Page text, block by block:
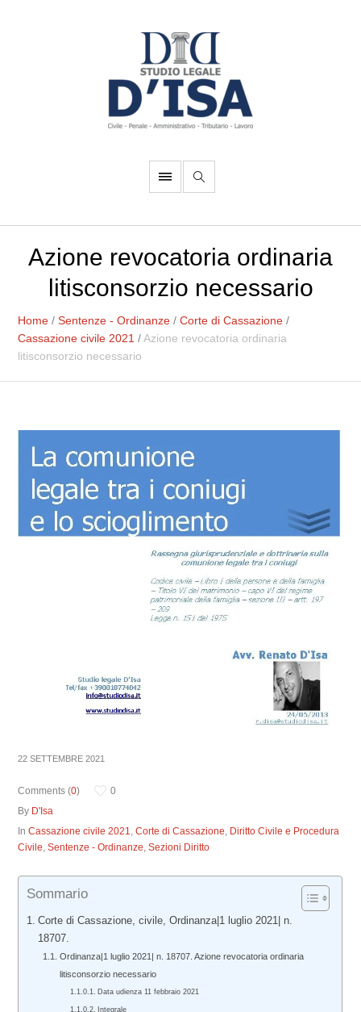
Azione revocatoria ordinaria
litisconsorzio necessario
Home /Sentenze - Ordinanze /Corte di Cassazione /
Cassazione civile 2021 /Azione revocatoria ordinaria
litisconsorzio necessario
22 SETTEMBRE 2021
Comments (0)
0
By D'Isa
InCassazione civile 2021,Corte di Cassazione, Diritto Civile e Procedura
Civile,Sentenze - Ordinanze,Sezioni Diritto
Sommario
Corte di Cassazione, civile, Ordinanza|1 luglio 2021| n.
18707.
Ordinanza|1 luglio 2021| n. 18707. Azione revocatoria ordinaria
litisconsorzio necessario
Data udienza 11 febbraio 2021
Integrale